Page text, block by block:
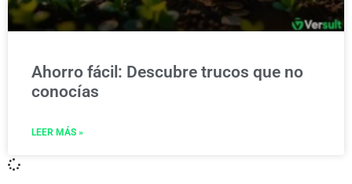
Ahorro fácil: Descubre trucos que no
conocías
LEER MÁS »